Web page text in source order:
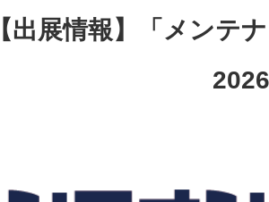
【出展情報】「メンテ